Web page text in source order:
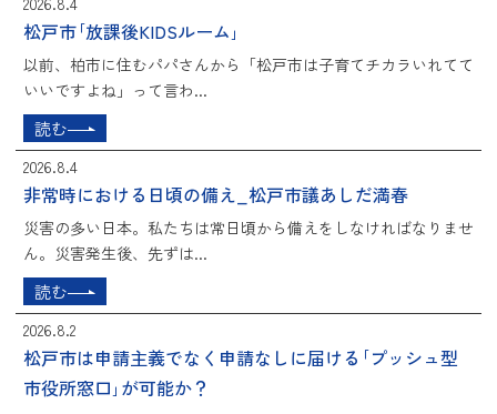
松戸市｢放課後KIDSルーム｣
以前、柏市に住むパパさんから「松戸市は子育てチカラいれてて
いいですよね」って言わ...
読む
2026.8.4
非常時における日頃の備え_松戸市議あしだ満春
災害の多い日本。私たちは常日頃から備えをしなければなりませ
ん。災害発生後、先ずは...
読む
2026.8.2
松戸市は申請主義でなく申請なしに届ける｢プッシュ型
市役所窓口｣が可能か？